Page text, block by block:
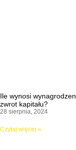
Ile wynosi
zwrot kapitału?
28 sierpnia, 2024
Czytaj więcej »